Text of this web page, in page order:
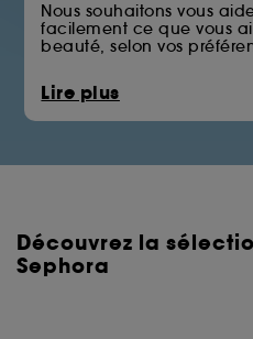
Nous souhaitons vous
facilement ce que vous
beauté, selon vos
La pastille Clean at
d’identifier les produits
ingrédients issus des
*Clean at Sephora = Des
sélectionnés avec soin.
Lire plus
Découvrez la
Sephora